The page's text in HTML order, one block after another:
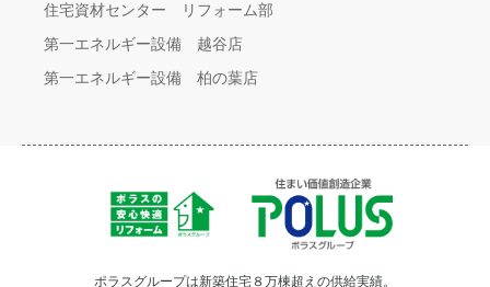
住宅資材センター リフォーム部
第一エネルギー設備 越谷店
第一エネルギー設備 柏の葉店
ポラスグループは新築住宅８万棟超えの供給実績。